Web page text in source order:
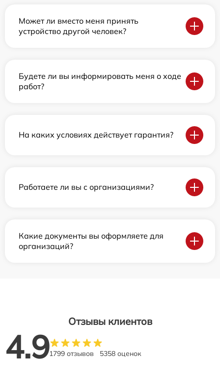
Может ли вместо меня принять
устройство другой человек?
Будете ли вы информировать меня о ходе
работ?
На каких условиях действует гарантия?
Работаете ли вы с организациями?
Какие документы вы оформляете для
организаций?
Отзывы клиентов
4.91799 отзывов 5358 оценок